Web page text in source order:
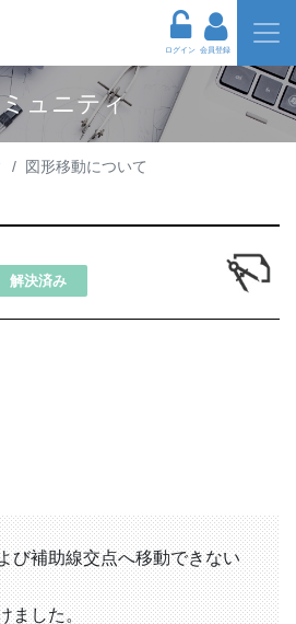
ログイン 会員登録
ュニティ
図形移動について
解決済み
び補助線交点へ移動できない
ました。